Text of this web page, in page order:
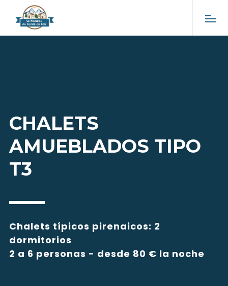
CHALETS
AMUEBLADOS TIPO
T3
Chalets típicos pirenaicos: 2
dormitorios
2 a 6 personas - desde 80 € la noche